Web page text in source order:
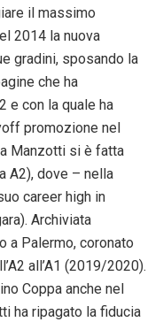
il massimo
2014 la nuova
gradini, sposando la
che ha
e con la quale ha
promozione nel
Manzotti si è fatta
A2), dove – nella
career high in
Archiviata
a Palermo, coronato
all’A1 (2019/2020).
Coppa anche nel
ha ripagato la fiducia